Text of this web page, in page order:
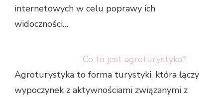
internetowych w celu poprawy ich
widoczności…
Co to jest agroturystyka?
Agroturystyka to forma turystyki, która łączy
wypoczynek z aktywnościami związanymi z